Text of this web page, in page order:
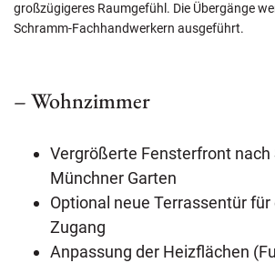
großzügigeres Raumgefühl. Die Übergänge
Schramm-Fachhandwerkern ausgeführt.
– Wohnzimmer
Vergrößerte Fensterfront nach
Münchner Garten
Optional neue Terrassentür
Zugang
Anpassung der Heizflächen